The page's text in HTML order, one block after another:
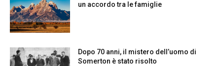
un accordo tra le famiglie
Dopo 70 anni, il mistero dell’uomo di
Somerton è stato risolto